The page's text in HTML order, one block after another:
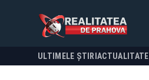
ULTIMELE ȘTIRI ACTUALITATE